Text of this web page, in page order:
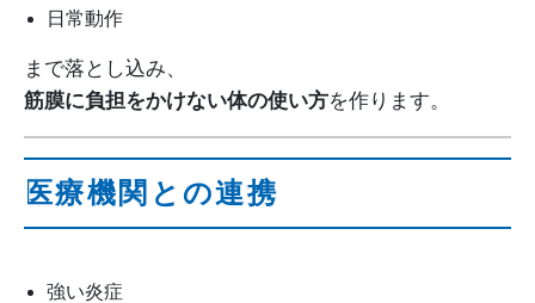
日常動作
まで落とし込み、
筋膜に負担をかけない体の使い方を作ります。
医療機関との連携
強い炎症